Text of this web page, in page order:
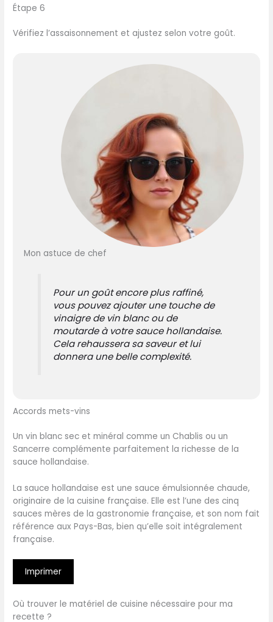
Étape 6
Vérifiez l’assaisonnement et ajustez selon votre goût.
Mon astuce de chef
Pour un goût encore plus raffiné,
vous pouvez ajouter une touche de
vinaigre de vin blanc ou de
moutarde à votre sauce hollandaise.
Cela rehaussera sa saveur et lui
donnera une belle complexité.
Accords mets-vins
Un vin blanc sec et minéral comme un Chablis ou un
Sancerre complémente parfaitement la richesse de la
sauce hollandaise.
La sauce hollandaise est une sauce émulsionnée chaude,
originaire de la cuisine française. Elle est l’une des cinq
sauces mères de la gastronomie française, et son nom fait
référence aux Pays-Bas, bien qu’elle soit intégralement
française.
Imprimer
Où trouver le matériel de cuisine nécessaire pour ma
recette ?